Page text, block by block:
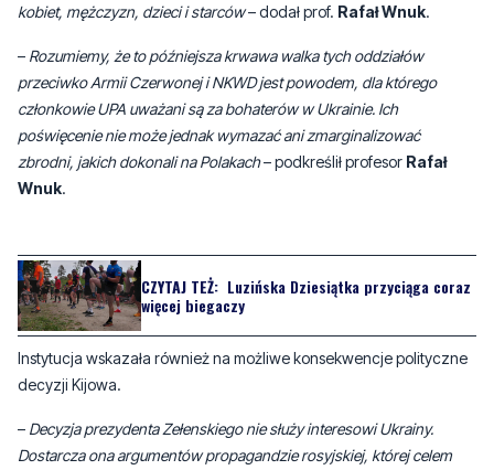
kobiet, mężczyzn, dzieci i starców– dodał prof. Rafał Wnuk.
– Rozumiemy, że to późniejsza krwawa walka tych oddziałów
przeciwko Armii Czerwonej i NKWD jest powodem, dla którego
członkowie UPA uważani są za bohaterów w Ukrainie. Ich
poświęcenie nie może jednak wymazać ani zmarginalizować
zbrodni, jakich dokonali na Polakach– podkreślił profesor Rafał
Wnuk.
CZYTAJ TEŻ: Luzińska Dziesiątka przyciąga coraz
więcej biegaczy
Instytucja wskazała również na możliwe konsekwencje polityczne
decyzji Kijowa.
– Decyzja prezydenta Zełenskiego nie służy interesowi Ukrainy.
Dostarcza ona argumentów propagandzie rosyjskiej, której celem